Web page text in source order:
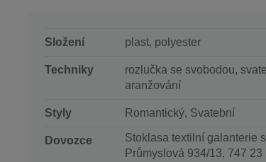
Složení plast, polyester
Techniky
rozlučka se svobodou,
aranžování
Styly Romantický, Svatební
Dovozce
Stoklasa textilní galanterie
Průmyslová 934/13, 747 23